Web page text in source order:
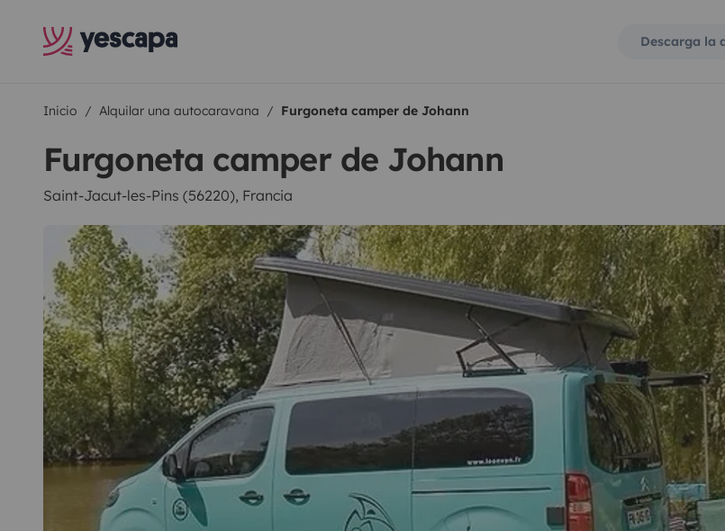
Descarga la
Inicio Alquilar una autocaravana Furgoneta camper de Johann
Furgoneta camper de Johann
Saint-Jacut-les-Pins (56220), Francia